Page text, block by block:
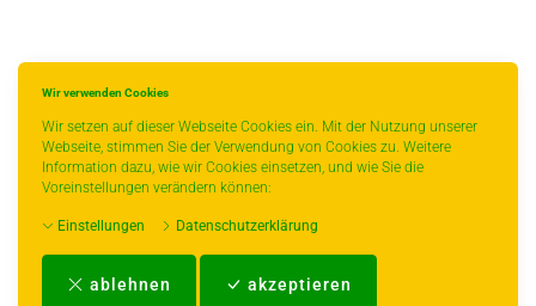
Wir verwenden Cookies
Wir setzen auf dieser Webseite Cookies ein. Mit der Nutzung unserer
Webseite, stimmen Sie der Verwendung von Cookies zu. Weitere
Information dazu, wie wir Cookies einsetzen, und wie Sie die
Voreinstellungen verändern können:
Einstellungen Datenschutzerklärung
ablehnen akzeptieren
Impressum-AGB-Zahlungs- und Versandbedingungen